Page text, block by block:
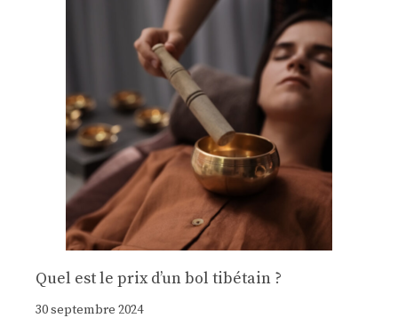
Quel est le prix d’un bol tibétain ?
30 septembre 2024